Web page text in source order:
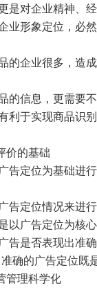
是对企业精神、
业形象定位，必
的企业很多，造
的信息，更需要
利于实现商品识
价的基础
告定位为基础进
告定位情况来进
以广告定位为核
告是否表现出准
确的广告定位
管理科学化